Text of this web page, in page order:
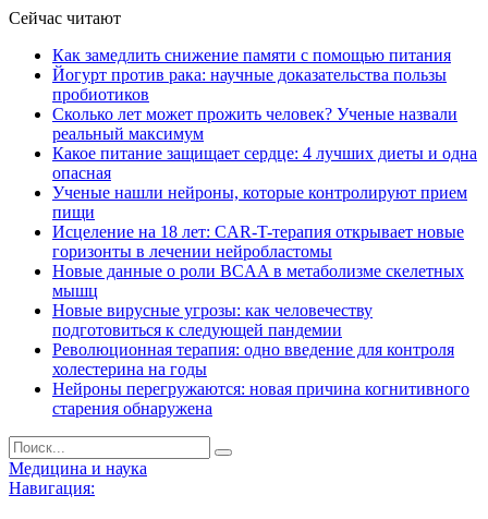
Сейчас читают
Как замедлить снижение памяти с помощью питания
Йогурт против рака: научные доказательства пользы
пробиотиков
Сколько лет может прожить человек? Ученые назвали
реальный максимум
Какое питание защищает сердце: 4 лучших диеты и одна
опасная
Ученые нашли нейроны, которые контролируют прием
пищи
Исцеление на 18 лет: CAR-T-терапия открывает новые
горизонты в лечении нейробластомы
Новые данные о роли BCAA в метаболизме скелетных
мышц
Новые вирусные угрозы: как человечеству
подготовиться к следующей пандемии
Революционная терапия: одно введение для контроля
холестерина на годы
Нейроны перегружаются: новая причина когнитивного
старения обнаружена
Медицина и наука
Навигация: